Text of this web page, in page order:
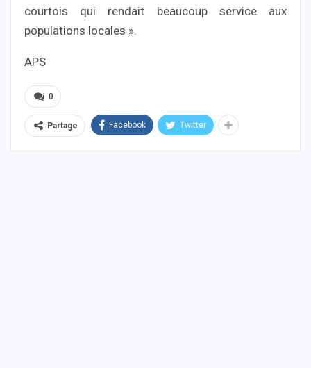
courtois qui rendait beaucoup service aux
populations locales ».
APS
0
Partage Facebook Twitter